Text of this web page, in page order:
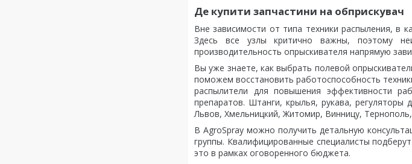
Де купити запчастини на обприскувач
Вне зависимости от типа техники распыления, в
Здесь все узлы критично важны, поэтому
производительность опрыскивателя напрямую
Вы уже знаете, как выбрать полевой
поможем восстановить работоспособность
распылители для повышения эффективности
препаратов. Штанги, крылья, рукава,
Львов, Хмельницкий, Житомир, Винницу, Тернополь,
В AgroSpray можно получить детальную
группы. Квалифицированные специалисты
это в рамках оговоренного бюджета.